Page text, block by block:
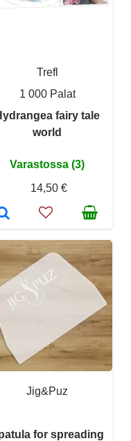
Trefl
1 000 Palat
fairy tale
world
Varastossa (3)
14,50 €
Jig&Puz
for spreading